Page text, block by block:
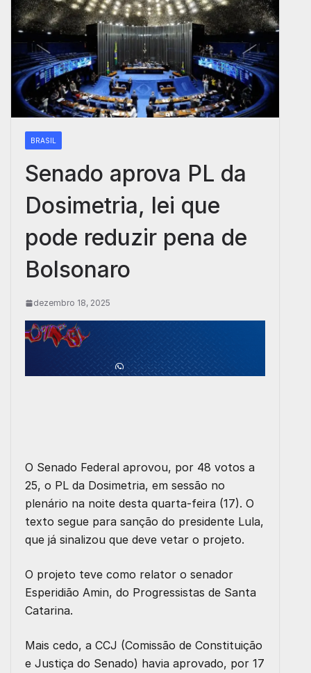
BRASIL
Senado aprova PL da
Dosimetria, lei que
pode reduzir pena de
Bolsonaro
dezembro 18, 2025
O Senado Federal aprovou, por 48 votos a
25, o PL da Dosimetria, em sessão no
plenário na noite desta quarta-feira (17). O
texto segue para sanção do presidente Lula,
que já sinalizou que deve vetar o projeto.
O projeto teve como relator o senador
Esperidião Amin, do Progressistas de Santa
Catarina.
Mais cedo, a CCJ (Comissão de Constituição
e Justiça do Senado) havia aprovado, por 17